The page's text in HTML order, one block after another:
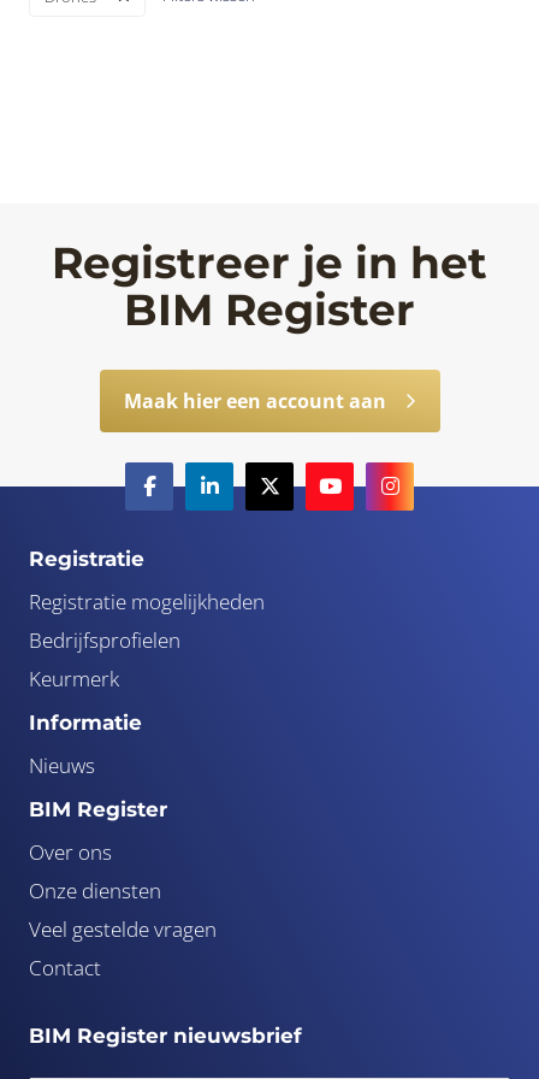
Registreer je in het
BIM Register
Maak hier een account aan
Registratie
Registratie mogelijkheden
Bedrijfsprofielen
Keurmerk
Informatie
Nieuws
BIM Register
Over ons
Onze diensten
Veel gestelde vragen
Contact
BIM Register nieuwsbrief